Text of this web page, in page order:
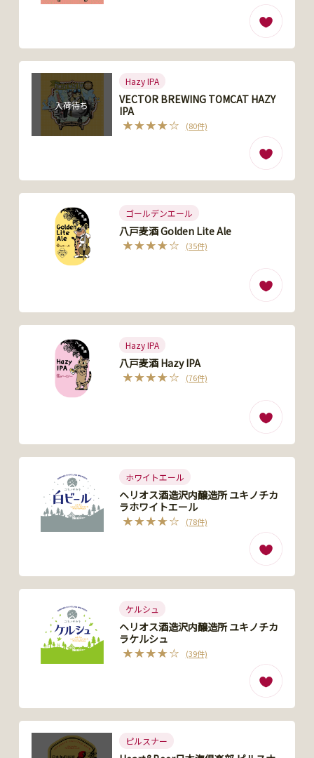
入荷待ち
Hazy IPA
VECTOR BREWING TOMCAT HAZY
IPA
(80件)
ゴールデンエール
八戸麦酒 Golden Lite Ale
(35件)
Hazy IPA
八戸麦酒 Hazy IPA
(76件)
ホワイトエール
ヘリオス酒造沢内醸造所 ユキノチカ
ラホワイトエール
(78件)
ケルシュ
ヘリオス酒造沢内醸造所 ユキノチカ
ラケルシュ
(39件)
ピルスナー